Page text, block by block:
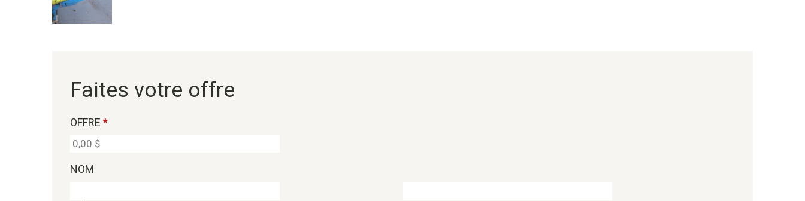
Faites votre offre
OFFRE *
NOM